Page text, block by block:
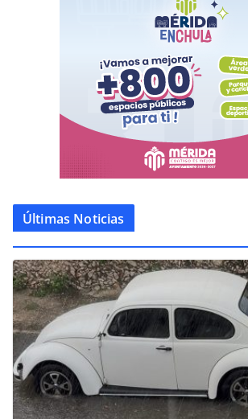
Últimas Noticias